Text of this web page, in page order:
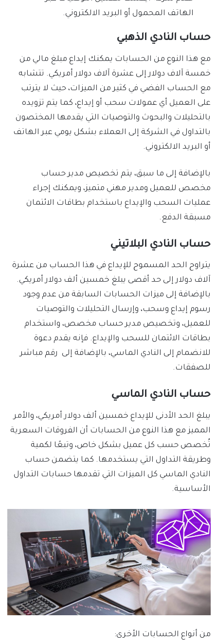
الهاتف المحمول أو البريد الالكتروني.
حساب النادي الذهبي
مع هذا النوع من الحسابات يمكنك إيداع مبلغ مالي من
خمسة آلاف دولار إلى عشرة آلاف دولار أمريكي. تتشابه
مع الحساب الفضي في كثير من الميزات، حيث لا يترتب
على العميل أي عمولات سحب أو إيداع، كما يتم تزويده
بالتحليلات والبحوث والتوصيات التي يقدمها المختصون
بالتداول في الشركة إلى العملاء بشكل يومي عبر الهاتف
أو البريد الالكتروني.
بالإضافة إلى ما سبق، يتم تخصيص مدير حساب
مخصص للعميل ومدير مهني متميز، ويمكنك إجراء
عمليات السحب والإيداع باستخدام بطاقات الائتمان
مسبقة الدفع.
حساب النادي البلاتيني
يتراوح الحد المسموح للإيداع في هذا الحساب من عشرة
آلاف دولار إلى حد أقصى يبلغ خمسين ألف دولار أمريكي.
بالإضافة إلى ميزات الحسابات السابقة من عدم وجود
رسوم إيداع وسحب، وإرسال التحليلات والتوصيات
للعميل، وتخصيص مدير حساب مخصص، واستخدام
بطاقات الائتمان للسحب والإيداع. فإنه يقدم دعوة
للانضمام إلى النادي الماسي، بالإضافة إلى رقم مباشر
للصفقات.
حساب النادي الماسي
يبلغ الحد الأدنى للإيداع خمسين ألف دولار أمريكي، والأمر
المميز مع هذا النوع من الحسابات أن الفروقات السعرية
تُخصص حسب كل عميل بشكل خاص، وتبعًا لكمية
وطريقة التداول التي يستخدمها. كما يتضمن حساب
النادي الماسي كل الميزات التي تقدمها حسابات التداول
الأساسية.
من أنواع الحسابات الأخرى: